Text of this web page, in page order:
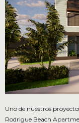
Uno de nuestros
Rodrigue Beach